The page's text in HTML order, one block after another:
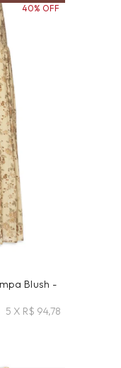
Blush -
5 X R$ 94,78
40% OFF